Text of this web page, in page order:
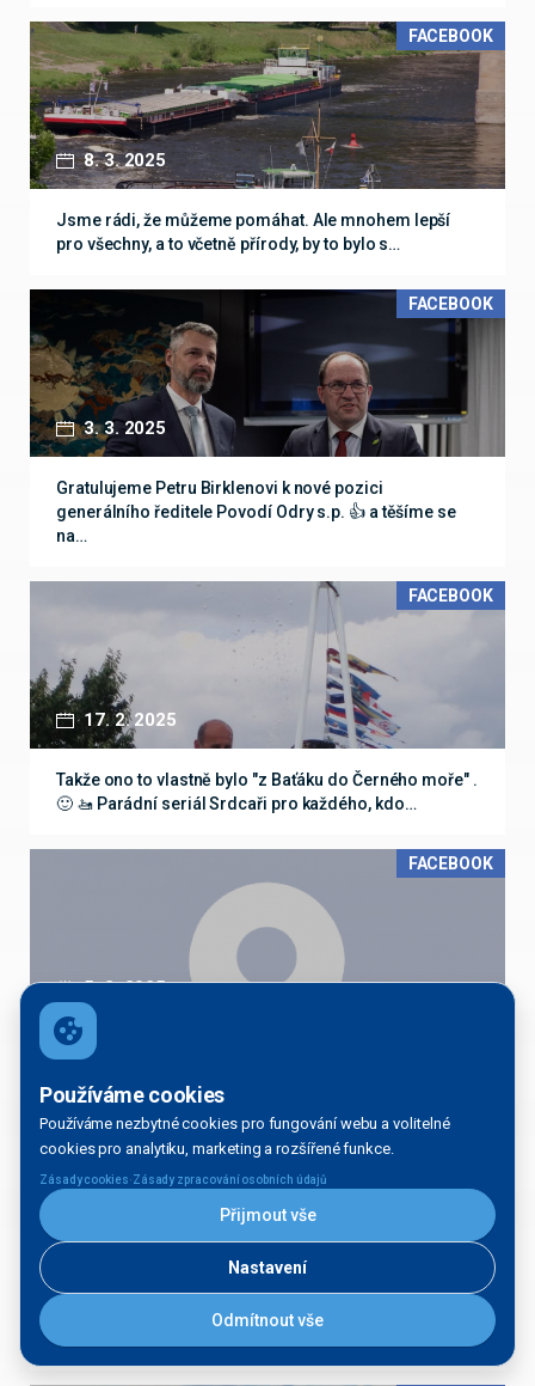
Používáme cookies
Používáme nezbytné cookies pro fungování webu a volitelné
cookies pro analytiku, marketing a rozšířené funkce.
Zásady cookies·Zásady zpracování osobních údajů
Přijmout vše
Nastavení
Odmítnout vše
8. 3. 2025
FACEBOOK
Jsme rádi, že můžeme pomáhat. Ale mnohem lepší
pro všechny, a to včetně přírody, by to bylo s…
3. 3. 2025
FACEBOOK
Gratulujeme Petru Birklenovi k nové pozici
generálního ředitele Povodí Odry s.p. 👍 a těšíme se
na…
17. 2. 2025
FACEBOOK
Takže ono to vlastně bylo "z Baťáku do Černého moře" .
🙂 🚤 Parádní seriál Srdcaři pro každého, kdo…
5. 2. 2025
FACEBOOK
Šťastnou plavbu ⚓❤️
Montáž čtyř stavidel do dvou jezových polí jezu
Sudoměřice na Baťově kanálu proběhla během